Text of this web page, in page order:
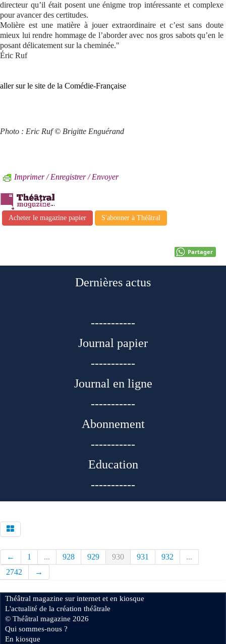
directeur qu’il était posent une énigme trop intéressante et complexe
pour avancer des certitudes.
Molière est une matière à jouer extraordinaire et c’est sans doute
mieux lui rendre hommage de l’aborder avec nos gros sabots qu’en le
posant délicatement sur la cheminée."
Éric Ruf
aller sur le site de la Comédie-Française
Photo : Eric Ruf © Brigitte Enguérand
Imprimer / Enregistrer / Envoyer
Acheter le magazine papier S'abonner à Théâtral
Partager
Dernières actus
-----------
Journal papier
-----------
Journal en ligne
-----------
Abonnement
-----------
Education
-----------
← 1 ... 928 929 930 931 932
...
2742
→
Théâtral magazine sur internet et en kiosque
L'actualité de la création théâtrale
© Théâtral magazine 2026
Qui sommes-nous ?
En kiosque